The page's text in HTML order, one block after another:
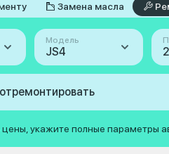
Замена масла
Модель
JS4
укажите полные параметры